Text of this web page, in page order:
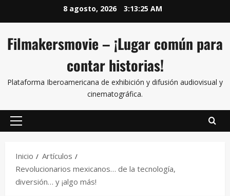
8 agosto, 2026 3:13:26 AM
Filmakersmovie – ¡Lugar común para
contar historias!
Plataforma Iberoamericana de exhibición y difusión audiovisual y
cinematográfica.
Inicio
Artículos
Revolucionarios mexicanos… de la tecnología,
diversión… y ¡algo más!